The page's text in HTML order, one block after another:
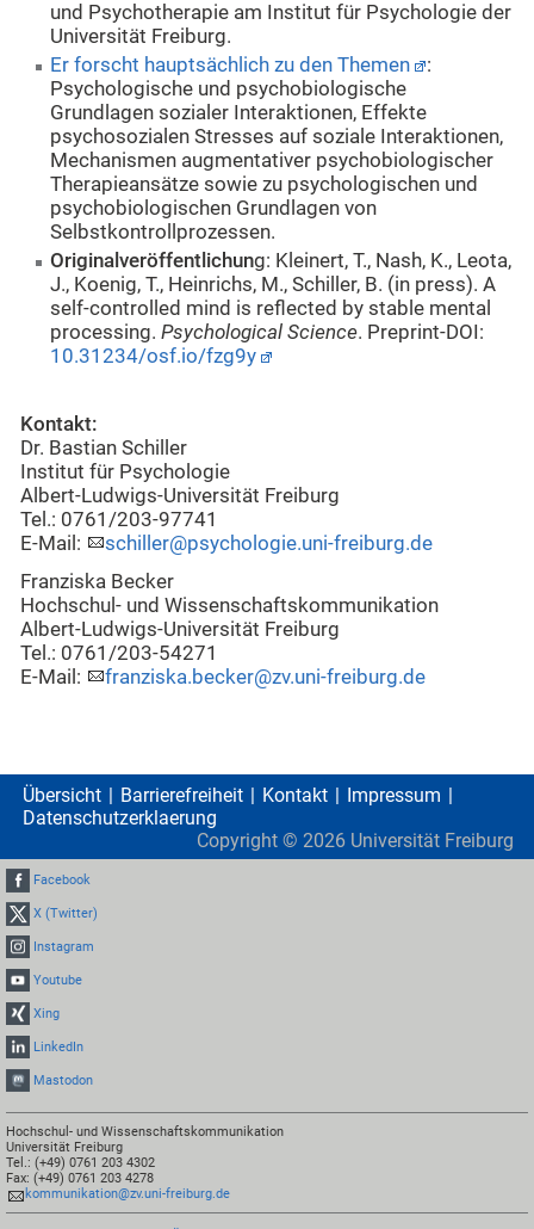
und Psychotherapie am Institut für Psychologie der
Universität Freiburg.
Er forscht hauptsächlich zu den Themen
:
Psychologische und psychobiologische
Grundlagen sozialer Interaktionen, Effekte
psychosozialen Stresses auf soziale Interaktionen,
Mechanismen augmentativer psychobiologischer
Therapieansätze sowie zu psychologischen und
psychobiologischen Grundlagen von
Selbstkontrollprozessen.
Originalveröffentlichung: Kleinert, T., Nash, K., Leota,
J., Koenig, T., Heinrichs, M., Schiller, B. (in press). A
self-controlled mind is reflected by stable mental
processing.Psychological Science. Preprint-DOI:
10.31234/osf.io/fzg9y
Kontakt:
Dr. Bastian Schiller
Institut für Psychologie
Albert-Ludwigs-Universität Freiburg
Tel.: 0761/203-97741
E-Mail:
schiller@psychologie.uni-freiburg.de
Franziska Becker
Hochschul- und Wissenschaftskommunikation
Albert-Ludwigs-Universität Freiburg
Tel.: 0761/203-54271
E-Mail:
franziska.becker@zv.uni-freiburg.de
Übersicht Barrierefreiheit Kontakt
Impressum
Datenschutzerklaerung
Copyright © 2026 Universität Freiburg
Facebook
X (Twitter)
Instagram
Youtube
Xing
LinkedIn
Mastodon
Hochschul- und Wissenschaftskommunikation
Universität Freiburg
Tel.: (+49) 0761 203 4302
Fax: (+49) 0761 203 4278
kommunikation@zv.uni-freiburg.de